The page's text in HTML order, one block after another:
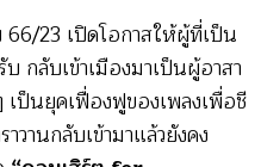
23 เปิดโอกาสให้ผู้ที่เป็น
กลับเข้าเมืองมาเป็นผู้อาสา
ป็นยุคเฟื่องฟูของเพลงเพื่อชี
วานกลับเข้ามาแล้วยังคง